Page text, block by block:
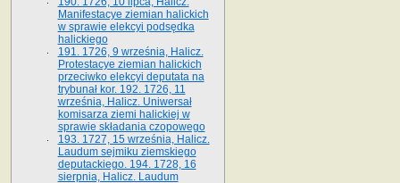
Manifestacye ziemian halickich
w sprawie elekcyi podsędka
halickiego
191. 1726, 9 września, Halicz.
Protestacye ziemian halickich
przeciwko elekcyi deputata na
trybunał kor. 192. 1726, 11
września, Halicz. Uniwersał
komisarza ziemi halickiej w
sprawie składania czopowego
193. 1727, 15 września, Halicz.
Laudum sejmiku ziemskiego
deputackiego. 194. 1728, 16
sierpnia, Halicz. Laudum